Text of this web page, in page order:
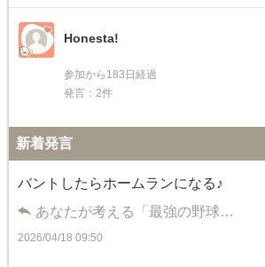
Honesta!
参加から183日経過
発言：2件
新着発言
バントしたらホームランになる♪
あなたが考える「最強の野球…
2026/04/18 09:50